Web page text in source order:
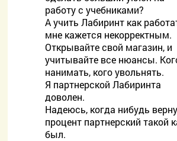
работу с учебниками?
А учить Лабиринт как
мне кажется некорректным.
Открывайте свой магазин, и
учитывайте все нюансы.
нанимать, кого увольнять.
Я партнерской Лабиринта
доволен.
Надеюсь, когда нибудь
процент партнерский такой
был.